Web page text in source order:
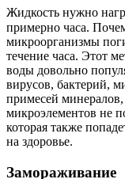
Жидкость нужно
примерно часа.
микроорганизмы
течение часа. Этот
воды довольно
вирусов, бактерий,
примесей
микроэлементов не
которая также
на здоровье.
Замораживание